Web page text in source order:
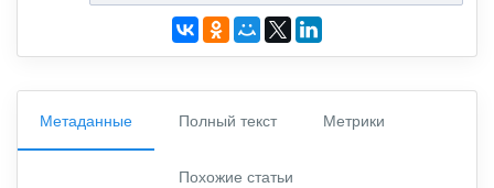
Метаданные Полный текст Метрики
Похожие статьи